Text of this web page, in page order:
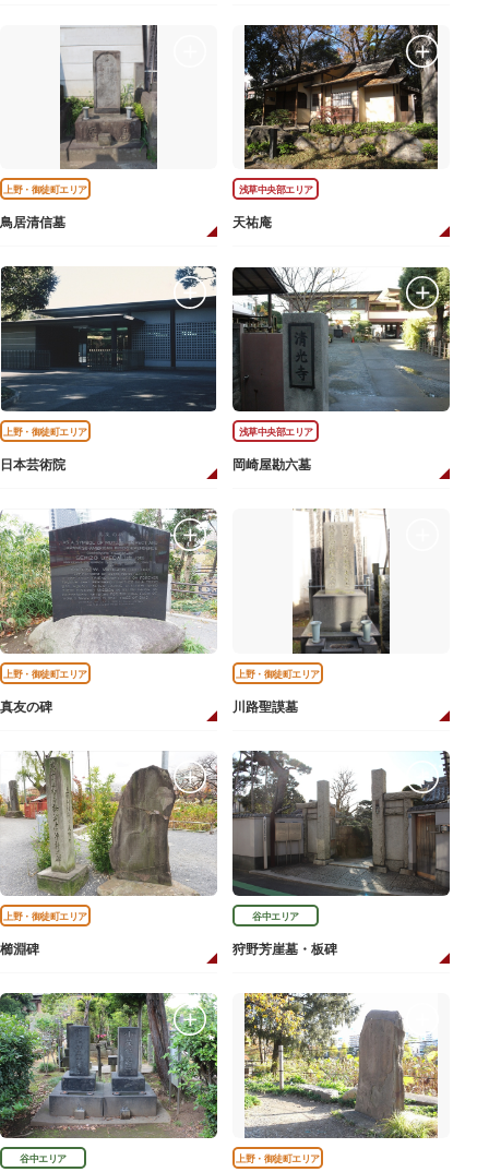
上野・御徒町エリア
鳥居清信墓
浅草中央部エリア
天祐庵
上野・御徒町エリア
日本芸術院
浅草中央部エリア
岡崎屋勘六墓
上野・御徒町エリア
真友の碑
上野・御徒町エリア
川路聖謨墓
上野・御徒町エリア
櫛淵碑
谷中エリア
狩野芳崖墓・板碑
谷中エリア 上野・御徒町エリア